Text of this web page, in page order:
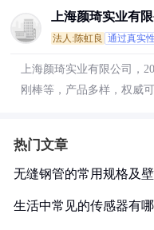
上海颜琦实业有
法人:陈虹良 通过真实
上海颜琦实业有限公司，
刚棒等，产品多样，权威可
热门文章
无缝钢管的常用规格及
生活中常见的传感器有